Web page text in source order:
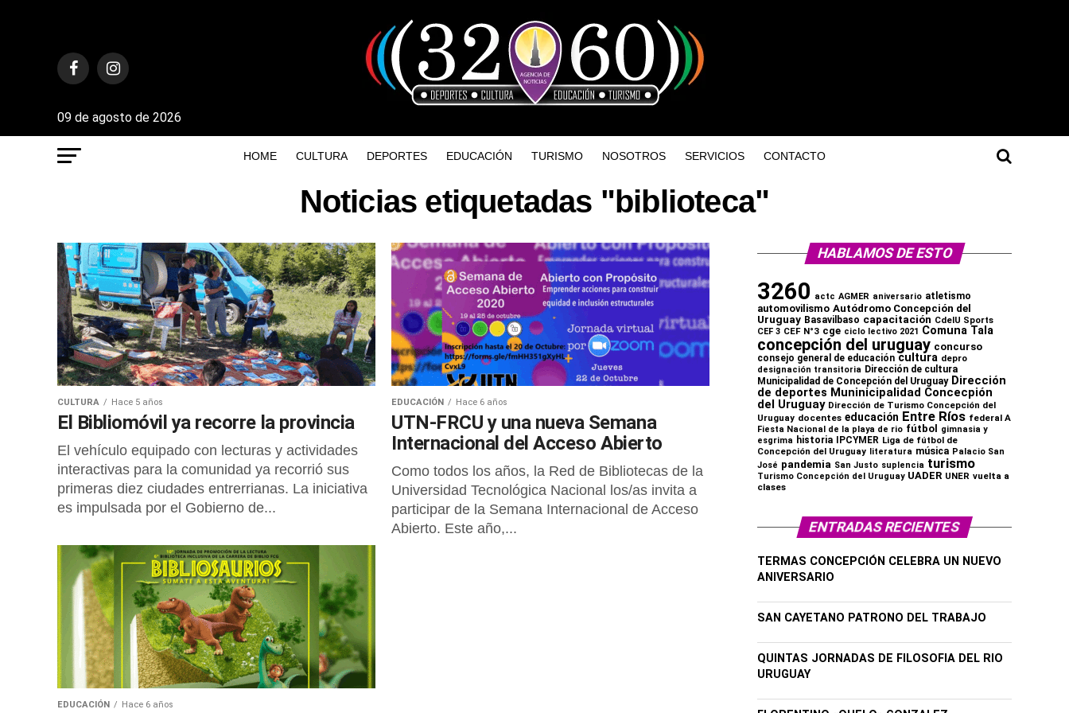
09 de agosto de 2026
HOME CULTURA DEPORTES EDUCACIÓN TURISMO NOSOTROS SERVICIOS CONTACTO
Noticias etiquetadas "biblioteca"
CULTURA Hace 5 años
El Bibliomóvil ya recorre la provincia
El vehículo equipado con lecturas y actividades
interactivas para la comunidad ya recorrió sus
primeras diez ciudades entrerrianas. La iniciativa
es impulsada por el Gobierno de...
EDUCACIÓN Hace 6 años
UTN-FRCU y una nueva Semana
Internacional del Acceso Abierto
Como todos los años, la Red de Bibliotecas de la
Universidad Tecnológica Nacional los/as invita a
participar de la Semana Internacional de Acceso
Abierto. Este año,...
EDUCACIÓN Hace 6 años
HABLAMOS DE ESTO
3260 actc AGMER aniversario atletismo
automovilismo Autódromo Concepción del
Uruguay Basavilbaso capacitación CdelU Sports
CEF 3 CEF N°3 cge ciclo lectivo 2021 Comuna Tala
concepción del uruguay concurso
consejo general de educación cultura depro
designación transitoria Dirección de cultura
Municipalidad de Concepción del Uruguay Dirección
de deportes Muninicipalidad Concecpión
del Uruguay Dirección de Turismo Concepción del
Uruguay docentes educación Entre Ríos federal A
Fiesta Nacional de la playa de rio fútbol
gimnasia y
esgrima historia IPCYMER Liga de fútbol de
Concepción del Uruguay literatura música Palacio San
José pandemia San Justo suplencia turismo
Turismo Concepción del Uruguay UADER UNER vuelta a
clases
ENTRADAS RECIENTES
TERMAS CONCEPCIÓN CELEBRA UN NUEVO
ANIVERSARIO
SAN CAYETANO PATRONO DEL TRABAJO
QUINTAS JORNADAS DE FILOSOFIA DEL RIO
URUGUAY